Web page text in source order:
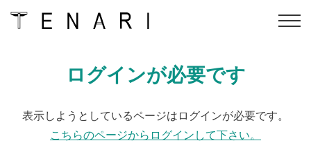
TENARIのメニュー conditioning flow
格＆TENARIセルフケア
ログインが必要です
表示しようとしているページはログインが必要です。
こちらのページからログインして下さい。